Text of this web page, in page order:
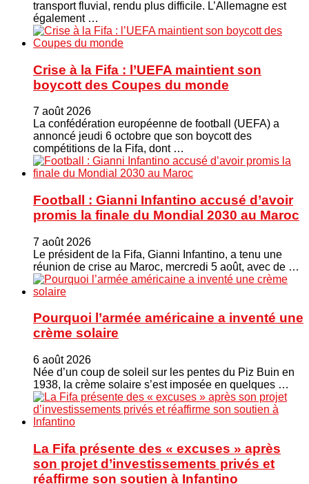
transport fluvial, rendu plus difficile. L’Allemagne est
également …
Crise à la Fifa : l’UEFA maintient son
boycott des Coupes du monde
7 août 2026
La confédération européenne de football (UEFA) a
annoncé jeudi 6 octobre que son boycott des
compétitions de la Fifa, dont …
Football : Gianni Infantino accusé d’avoir
promis la finale du Mondial 2030 au Maroc
7 août 2026
Le président de la Fifa, Gianni Infantino, a tenu une
réunion de crise au Maroc, mercredi 5 août, avec de …
Pourquoi l’armée américaine a inventé une
crème solaire
6 août 2026
Née d’un coup de soleil sur les pentes du Piz Buin en
1938, la crème solaire s’est imposée en quelques …
La Fifa présente des « excuses » après
son projet d’investissements privés et
réaffirme son soutien à Infantino